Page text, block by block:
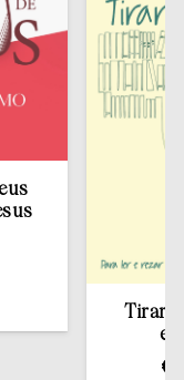
Tirar a